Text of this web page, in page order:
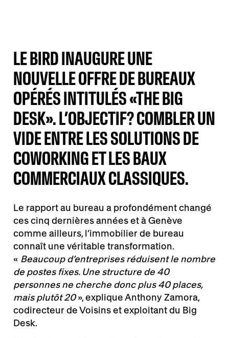
LE BIRD INAUGURE UNE
NOUVELLE OFFRE DE BUREAUX
OPÉRÉS INTITULÉS «THE BIG
DESK». L’OBJECTIF? COMBLER UN
VIDE ENTRE LES SOLUTIONS DE
COWORKING ET LES BAUX
COMMERCIAUX CLASSIQUES.
Le rapport au bureau a profondément changé
ces cinq dernières années et à Genève
comme ailleurs, l’immobilier de bureau
connaît une véritable transformation.
« Beaucoup d’entreprises réduisent le nombre
de postes fixes. Une structure de 40
personnes ne cherche donc plus 40 places,
mais plutôt 20», explique Anthony Zamora,
codirecteur de Voisins et exploitant du Big
Desk.